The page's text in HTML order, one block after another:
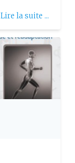
Lire la suite ...